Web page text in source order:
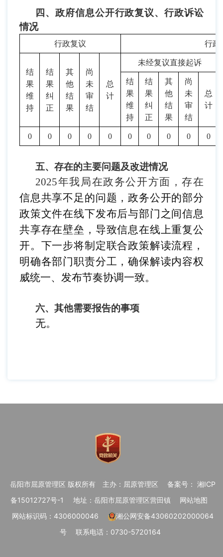
四、政府信息公开行政复议、行政诉讼
情况
行政复议 行政
结
果
维
持
结
果
纠
正
其
他
结
果
尚
未
审
结
总
计
未经复议直接起诉
结
果
维
持
结
果
纠
正
其
他
结
果
尚
未
审
结
总
计
0 0 0 0 0 0 0 0 0 0
五、存在的主要问题及改进情况
2025年我局在政务公开方面，存在
信息共享不足的问题，政务公开的部分
政策文件在线下发布后与部门之间信息
共享存在壁垒，导致信息在线上重复公
开。 下一步将制定联合政策解读流程，
明确各部门职责分工，确保解读内容权
威统一、发布节奏协调一致。
六、其他需要报告的事项
无。
岳阳市屈原管理区 版权所有 主办：屈原管理区
备案号： 湘ICP
备15012727号-1
地址：岳阳市屈原管理区营田镇
网站地图
网站标识码：4306000046
湘公网安备43060202000064
号
联系电话：0730-5720164